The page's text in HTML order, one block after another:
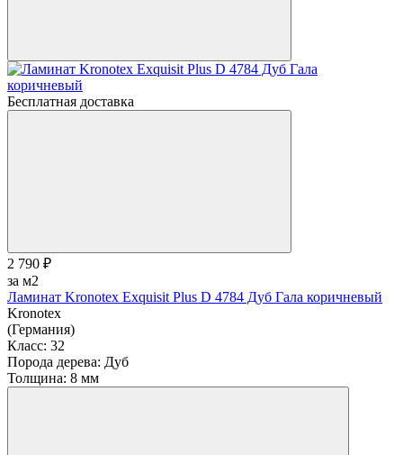
Бесплатная доставка
2 790 ₽
за м2
Ламинат Kronotex Exquisit Plus D 4784 Дуб Гала коричневый
Kronotex
(Германия)
Класс: 32
Порода дерева: Дуб
Толщина: 8 мм